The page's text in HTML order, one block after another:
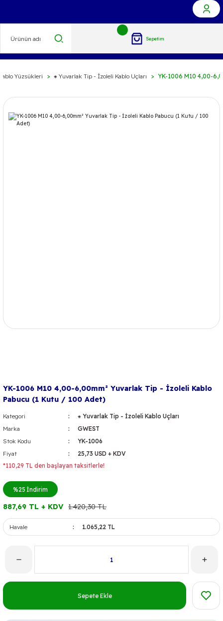
Sepetim
Yüzsükleri ⁕ Yuvarlak Tip - İzoleli Kablo Uçları YK-1006 M10 4,00-
YK-1006 M10 4,00-6,00mm² Yuvarlak Tip - İzoleli Kablo
Pabucu (1 Kutu / 100 Adet)
Kategori
⁕ Yuvarlak Tip - İzoleli Kablo Uçları
Marka
GWEST
Stok Kodu
YK-1006
Fiyat
25,73 USD + KDV
*110,29 TL den başlayan taksitlerle!
%25 İndirim
887,69 TL + KDV 1.420,30 TL
Havale 1.065,22 TL
Sepete Ekle